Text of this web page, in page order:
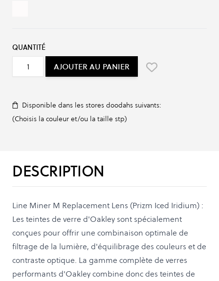
QUANTITÉ
AJOUTER AU PANIER
Disponible dans les stores doodahs suivants:
(Choisis la couleur et/ou la taille stp)
DESCRIPTION
Line Miner M Replacement Lens (Prizm Iced Iridium) :
Les teintes de verre d'Oakley sont spécialement
conçues pour offrir une combinaison optimale de
filtrage de la lumière, d'équilibrage des couleurs et de
contraste optique. La gamme complète de verres
performants d'Oakley combine donc des teintes de